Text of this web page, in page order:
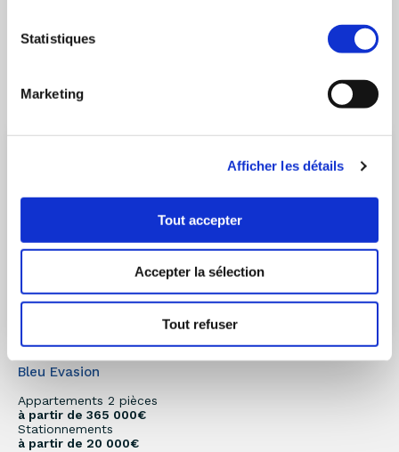
Statistiques
Marketing
Afficher les détails
Tout accepter
Accepter la sélection
Tout refuser
Découvrir le programme
Bleu Evasion
Appartements 2 pièces
à partir de 365 000€
Stationnements
à partir de 20 000€